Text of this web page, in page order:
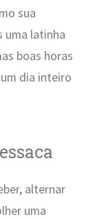
sua
uma latinha
boas horas
dia inteiro
alternar
uma